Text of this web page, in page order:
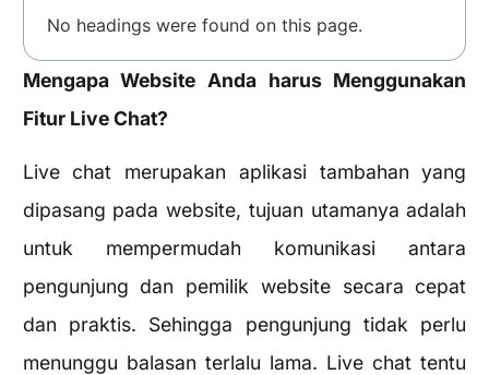
No headings were found on this page.
Mengapa Website Anda harus Menggunakan
Fitur Live Chat?
Live chat merupakan aplikasi tambahan yang
dipasang pada website, tujuan utamanya adalah
untuk mempermudah komunikasi antara
pengunjung dan pemilik website secara cepat
dan praktis. Sehingga pengunjung tidak perlu
menunggu balasan terlalu lama. Live chat tentu